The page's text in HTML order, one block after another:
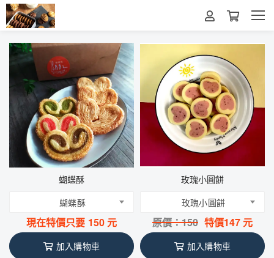
蝴蝶酥
蝴蝶酥
現在特價只要 150 元
加入購物車
玫瑰小圓餅
玫瑰小圓餅
原價：150 特價147 元
加入購物車